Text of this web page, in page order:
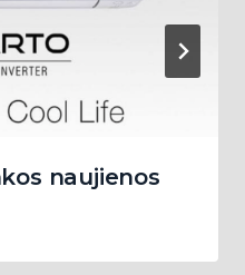
naujienos